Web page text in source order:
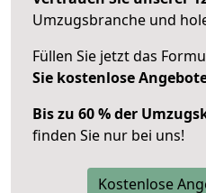
Umzugsbranche und
Füllen Sie jetzt das
Sie kostenlose
Bis zu 60 % der
finden Sie nur bei uns!
Kostenlose